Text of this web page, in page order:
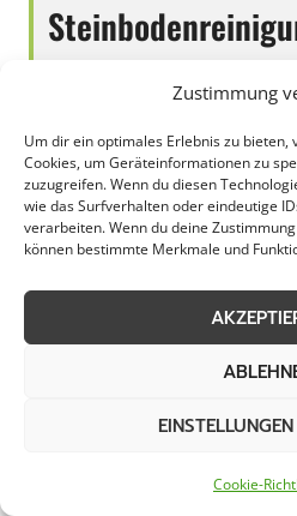
Zustimmung
Um dir ein optimales Erlebnis zu bieten,
Cookies, um Geräteinformationen zu
zuzugreifen. Wenn du diesen
wie das Surfverhalten oder eindeutige
verarbeiten. Wenn du deine
können bestimmte Merkmale und
Cookie-
und Privatkunden
Hemmingen
Die Pflasterreinigung in
eine effektive Lösung, um
Zufahrten in bestem
professionelle
nicht nur
Ästhetik der Oberflächen
durch eine saubere und